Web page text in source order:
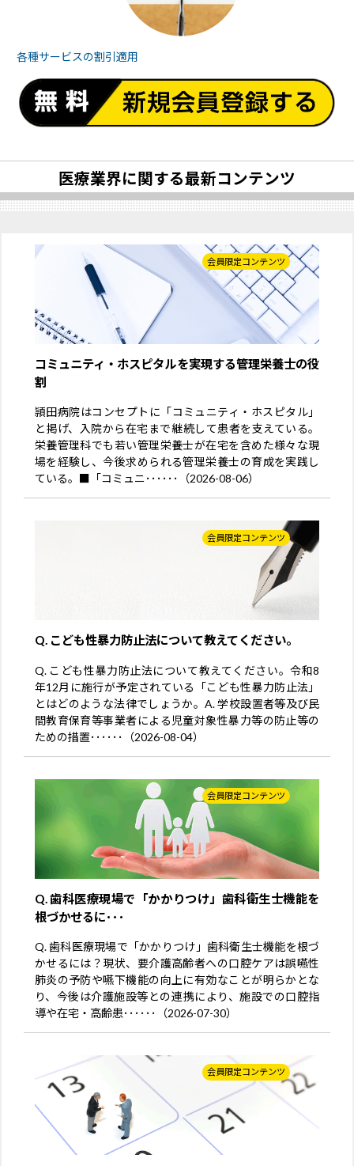
各種サービスの割引適用
医療業界に関する最新コンテンツ
会員限定コンテンツ
コミュニティ・ホスピタルを実現する管理栄養士の役
割
頴田病院はコンセプトに「コミュニティ・ホスピタル」
と掲げ、入院から在宅まで継続して患者を支えている。
栄養管理科でも若い管理栄養士が在宅を含めた様々な現
場を経験し、今後求められる管理栄養士の育成を実践し
ている。■「コミュニ･･････（2026-08-06）
会員限定コンテンツ
Q. こども性暴力防止法について教えてください。
Q. こども性暴力防止法について教えてください。令和8
年12月に施行が予定されている「こども性暴力防止法」
とはどのような法律でしょうか。A. 学校設置者等及び民
間教育保育等事業者による児童対象性暴力等の防止等の
ための措置･･････（2026-08-04）
会員限定コンテンツ
Q. 歯科医療現場で「かかりつけ」歯科衛生士機能を
根づかせるに･･･
Q. 歯科医療現場で「かかりつけ」歯科衛生士機能を根づ
かせるには？現状、要介護高齢者への口腔ケアは誤嚥性
肺炎の予防や嚥下機能の向上に有効なことが明らかとな
り、今後は介護施設等との連携により、施設での口腔指
導や在宅・高齢患･･････（2026-07-30）
会員限定コンテンツ